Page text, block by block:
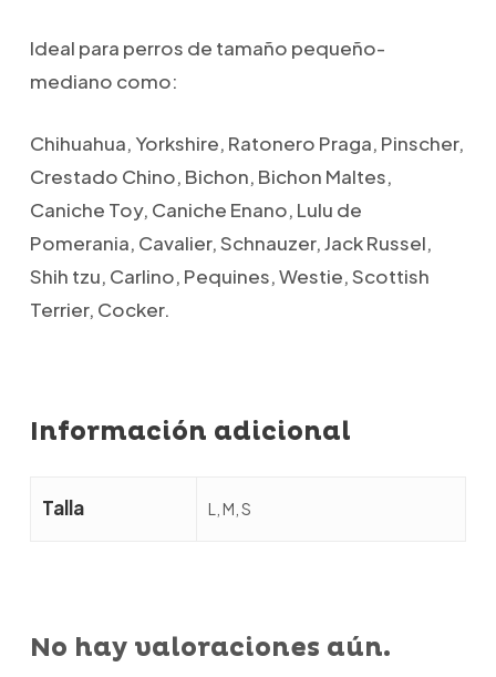
Ideal para perros de tamaño pequeño-
mediano como:
Chihuahua, Yorkshire, Ratonero Praga, Pinscher,
Crestado Chino, Bichon, Bichon Maltes,
Caniche Toy, Caniche Enano, Lulu de
Pomerania, Cavalier, Schnauzer, Jack Russel,
Shih tzu, Carlino, Pequines, Westie, Scottish
Terrier, Cocker.
Información adicional
Talla L, M, S
No hay valoraciones aún.